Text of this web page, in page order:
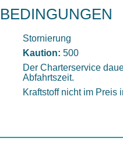
BEDINGUNGEN
Stornierung
Kaution: 500
Der Charterservice
Abfahrtszeit.
Kraftstoff nicht im Preis